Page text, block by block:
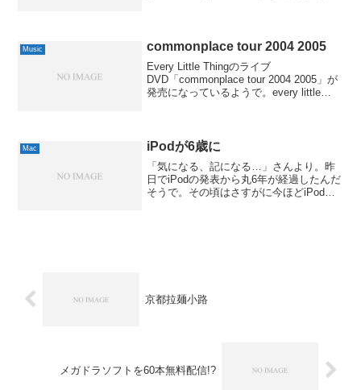
Music commonplace tour 2004 2005
Every Little Thingのライブ
DVD「commonplace tour 2004 2005」が
発売になっているようで。every little
Mac iPodが6歳に
「気になる、記になる…」さんより。昨
日でiPodの発表から丸6年が経過したんだ
そうで。その頃はさすがに今ほどiPodが
京都拉麺小路
メガドラソフトを60本無料配信!?